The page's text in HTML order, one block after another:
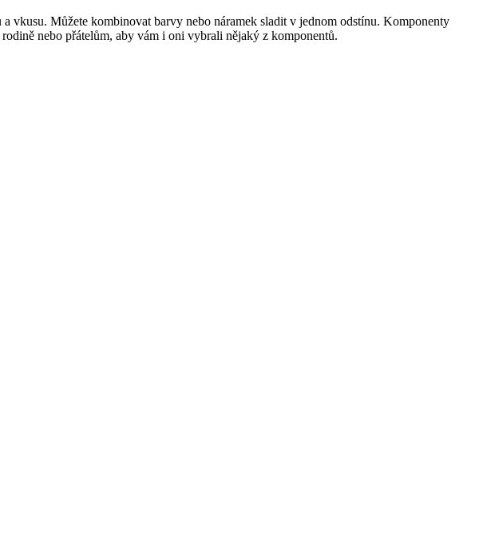
vkusu. Můžete kombinovat barvy nebo náramek sladit v jednom odstínu. Komponenty
nebo přátelům, aby vám i oni vybrali nějaký z komponentů.